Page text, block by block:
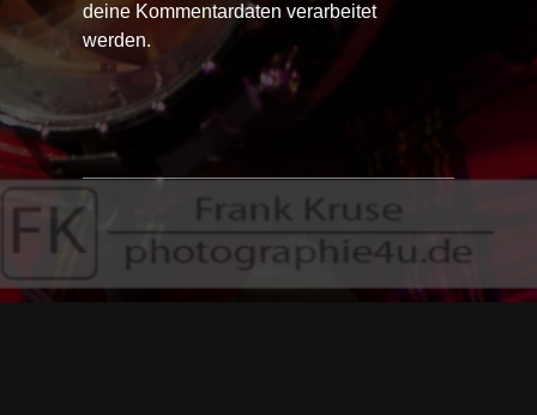
deine Kommentardaten verarbeitet
werden.